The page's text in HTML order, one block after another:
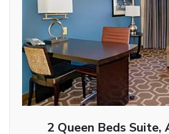
2 Queen Beds Suite,